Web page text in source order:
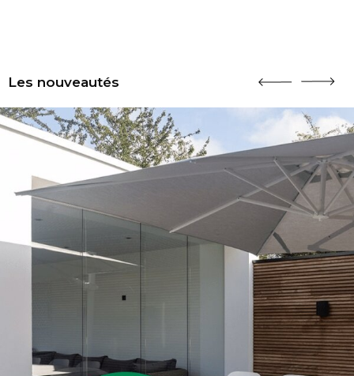
Les nouveautés